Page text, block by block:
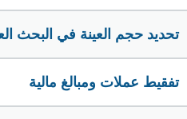
تحديد حجم العينة في البحث
تفقيط عملات ومبالغ مالية